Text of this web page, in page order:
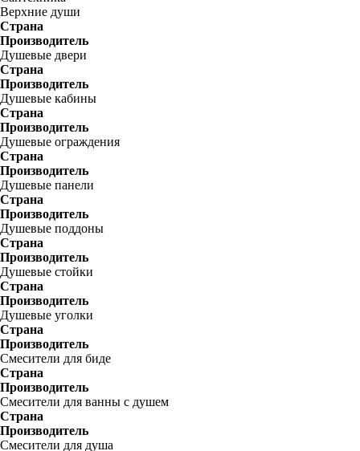
Верхние души
Страна
Производитель
Душевые двери
Страна
Производитель
Душевые кабины
Страна
Производитель
Душевые ограждения
Страна
Производитель
Душевые панели
Страна
Производитель
Душевые поддоны
Страна
Производитель
Душевые стойки
Страна
Производитель
Душевые уголки
Страна
Производитель
Смесители для биде
Страна
Производитель
Смесители для ванны с душем
Страна
Производитель
Смесители для душа